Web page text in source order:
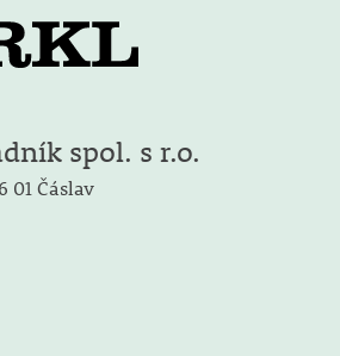
spol. s r.o.
01 Čáslav